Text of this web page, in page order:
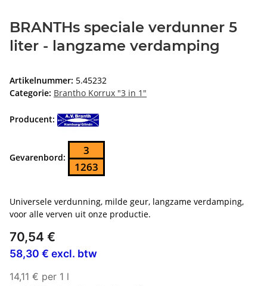
BRANTHs speciale verdunner 5
liter - langzame verdamping
Artikelnummer: 5.45232
Categorie: Brantho Korrux "3 in 1"
Producent:
Gevarenbord:
3
1263
Universele verdunning, milde geur, langzame verdamping,
voor alle verven uit onze productie.
70,54 €
58,30 € excl. btw
14,11 € per 1 l